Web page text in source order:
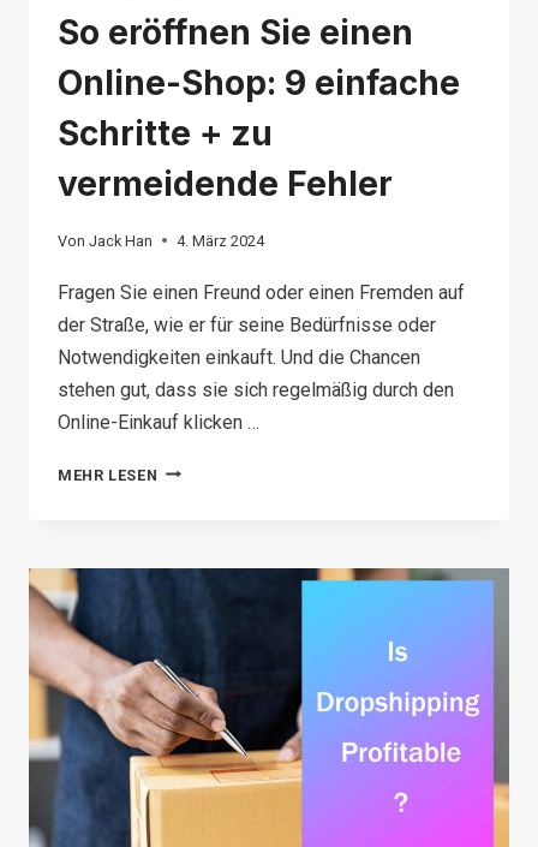
So eröffnen Sie einen
Online-Shop: 9 einfache
Schritte + zu
vermeidende Fehler
Von Jack Han 4. März 2024
Fragen Sie einen Freund oder einen Fremden auf
der Straße, wie er für seine Bedürfnisse oder
Notwendigkeiten einkauft. Und die Chancen
stehen gut, dass sie sich regelmäßig durch den
Online-Einkauf klicken …
MEHR LESEN SO
EINEN
9
EINFACHE
SCHRITTE
+
ZU